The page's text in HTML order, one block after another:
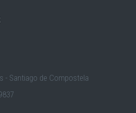
- Santiago de Compostela